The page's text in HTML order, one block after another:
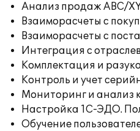
Анализ продаж ABC/
Взаиморасчеты с
Взаиморасчеты с
Интеграция с
Комплектация и
Контроль и учет
Мониторинг и анализ
Настройка 1С-ЭДО.
Обучение